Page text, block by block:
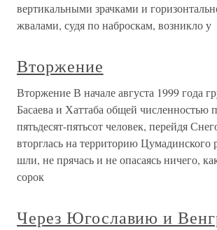
вертикальными зрачками и
жвалами, судя по наброскам, возникло у
Вторжение
Вторжение В начале августа 1999 года
Басаева и Хаттаба общей численностью
пятьдесят-пятьсот человек, перейдя
вторглась на территорию Цумадинского
шли, не прячась и не опасаясь ничего,
сорок
Через Югославию и